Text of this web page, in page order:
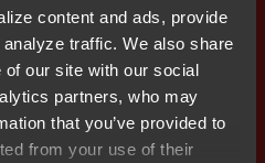
content and ads, provide
traffic. We also share
of our site with our social
partners, who may
that you’ve provided to
from your use of their
Denna